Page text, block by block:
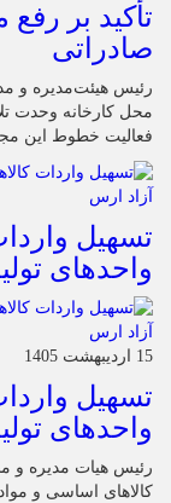
تأکید بر رفع
صادراتی
رئیس هیئت‌مدیره و
محل کارخانه وحدت
فعالیت خطوط این
تسهیل
واحدهای
15 اردیبهشت 1405
تسهیل
واحدهای
رئیس هیات مدیره و
کالاهای اساسی و